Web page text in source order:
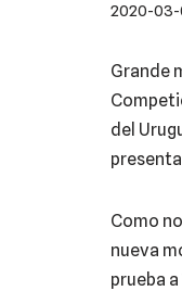
2020-03-
Grande
del
Como
nueva
prueba